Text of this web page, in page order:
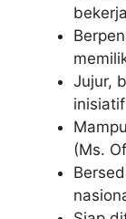
Jujur,
(Ms.